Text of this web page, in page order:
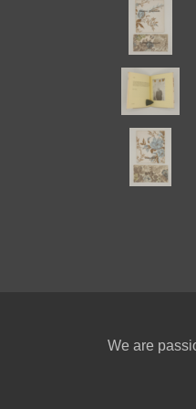
We are